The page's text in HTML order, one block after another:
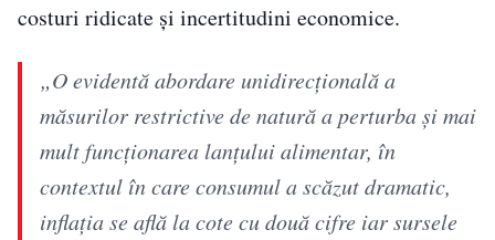
costuri ridicate și incertitudini economice.
„O evidentă abordare unidirecţională a
măsurilor restrictive de natură a perturba şi mai
mult funcţionarea lanţului alimentar, în
contextul în care consumul a scăzut dramatic,
inflaţia se află la cote cu două cifre iar sursele